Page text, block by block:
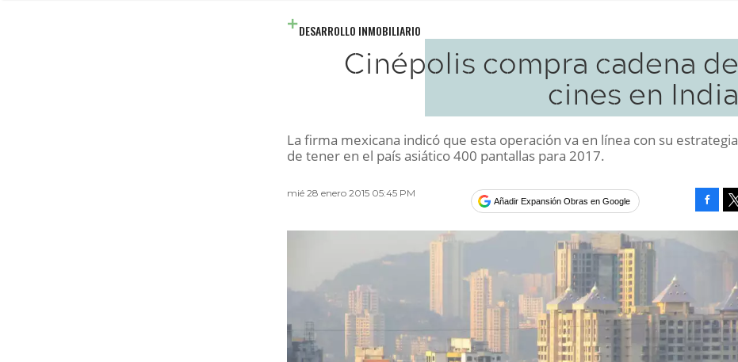
DESARROLLO INMOBILIARIO
Cinépolis compra cadena de
cines en India
La firma mexicana indicó que esta operación va en línea con su estrategia
de tener en el país asiático 400 pantallas para 2017.
mié 28 enero 2015 05:45 PM
Añadir Expansión Obras en Google